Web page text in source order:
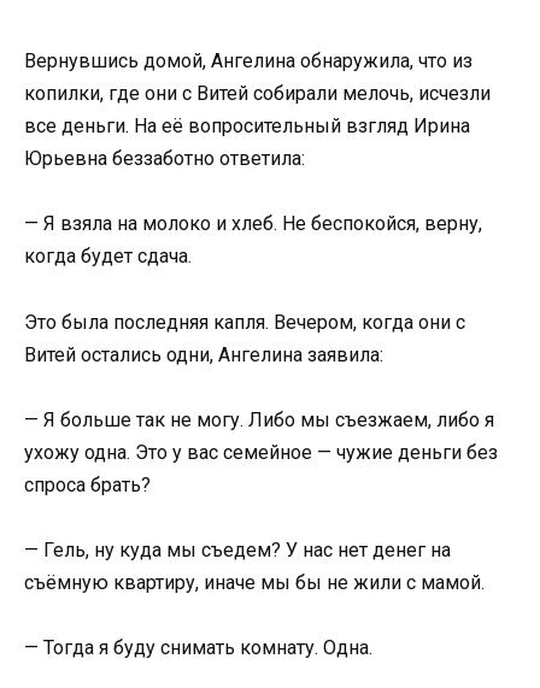
Вернувшись домой, Ангелина обнаружила, что из
копилки, где они с Витей собирали мелочь, исчезли
все деньги. На её вопросительный взгляд Ирина
Юрьевна беззаботно ответила:
— Я взяла на молоко и хлеб. Не беспокойся, верну,
когда будет сдача.
Это была последняя капля. Вечером, когда они с
Витей остались одни, Ангелина заявила:
— Я больше так не могу. Либо мы съезжаем, либо я
ухожу одна. Это у вас семейное — чужие деньги без
спроса брать?
— Гель, ну куда мы съедем? У нас нет денег на
съёмную квартиру, иначе мы бы не жили с мамой.
— Тогда я буду снимать комнату. Одна.